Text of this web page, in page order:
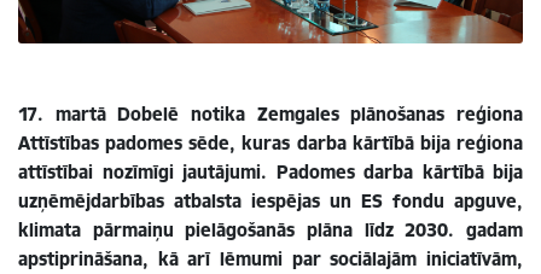
17. martā Dobelē notika Zemgales plānošanas reģiona
Attīstības padomes sēde, kuras darba kārtībā bija reģiona
attīstībai nozīmīgi jautājumi. Padomes darba kārtībā bija
uzņēmējdarbības atbalsta iespējas un ES fondu apguve,
klimata pārmaiņu pielāgošanās plāna līdz 2030. gadam
apstiprināšana, kā arī lēmumi par sociālajām iniciatīvām,